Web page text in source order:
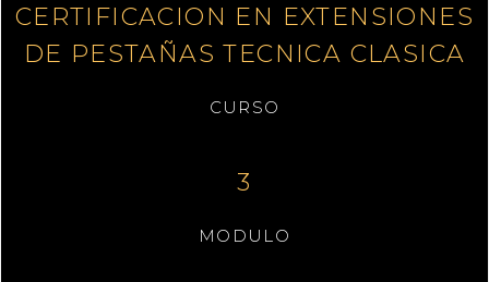
CERTIFICACION EN EXTENSIONES
DE PESTAÑAS TECNICA CLASICA
CURSO
3
MODULO